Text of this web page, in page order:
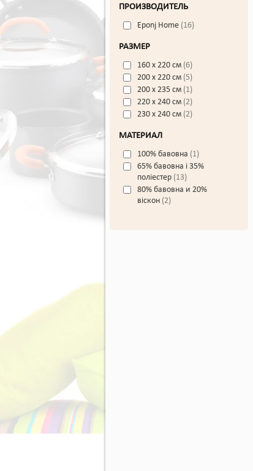
ПРОИЗВОДИТЕЛЬ
Eponj Home 16
РАЗМЕР
160 x 220 cм 6
200 x 220 cм 5
200 x 235 cм 1
220 x 240 cм 2
230 x 240 cм 2
МАТЕРИАЛ
100% бавовна 1
65% бавовна і 35%
поліестер 13
80% бавовна и 20%
віскон 2